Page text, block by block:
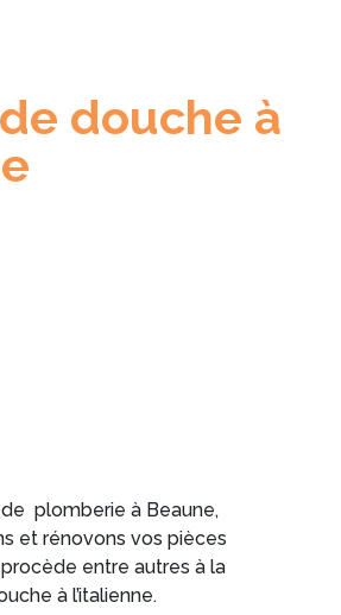
douche à
de plomberie à Beaune,
et rénovons vos pièces
procède entre autres à la
à l’italienne.